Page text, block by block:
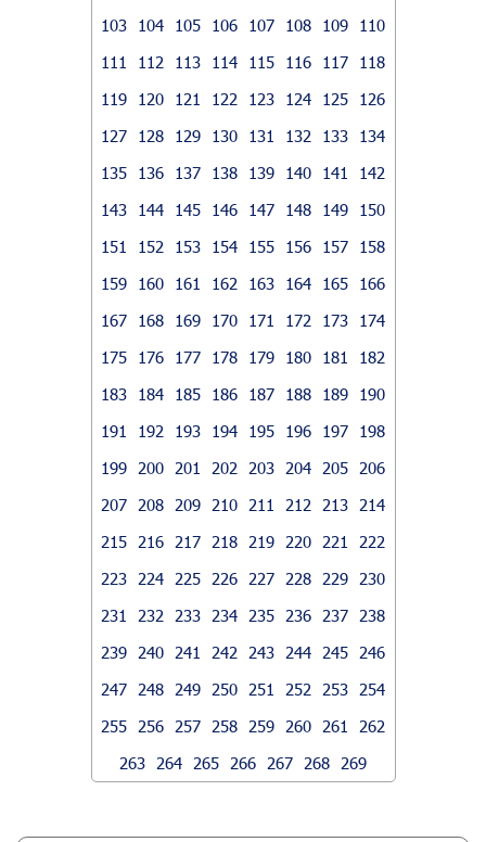
103
104 105 106 107 108 109
110
111
112 113 114 115 116 117
118
119
120 121 122 123 124 125
126
127
128 129 130 131 132 133
134
135
136 137 138 139 140 141
142
143
144 145 146 147 148 149
150
151
152 153 154 155 156 157
158
159
160 161 162 163 164 165
166
167
168 169 170 171 172 173
174
175
176 177 178 179 180 181
182
183
184 185 186 187 188 189
190
191
192 193 194 195 196 197
198
199
200 201 202 203 204 205
206
207
208 209 210 211 212 213
214
215
216 217 218 219 220 221
222
223
224 225 226 227 228 229
230
231
232 233 234 235 236 237
238
239
240 241 242 243 244 245
246
247
248 249 250 251 252 253
254
255
256 257 258 259 260 261
262
263
264 265 266 267 268 269